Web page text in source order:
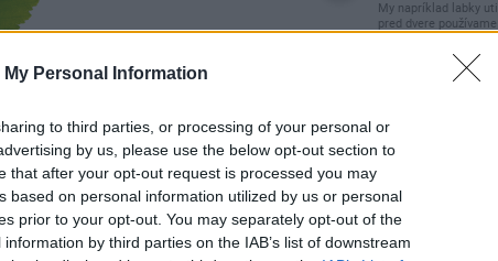
My Personal Information
to third parties, or processing of your personal or
by us, please use the below opt-out section to
that after your opt-out request is processed you may
based on personal information utilized by us or personal
prior to your opt-out. You may separately opt-out of the
by third parties on the IAB’s list of downstream
My napríklad labky
pred dvere
Re: Takto sa
tomto byte
Dizajn je to
vyzerajú super. Ale
Re: Toto je
a môže vás vyjsť
pred hnitím a
clovek by cakal ze